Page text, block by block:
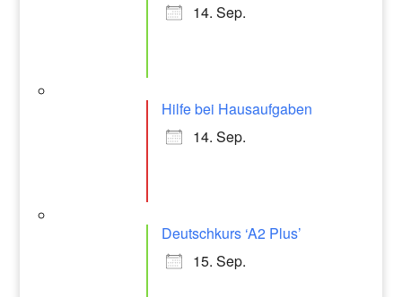
14. Sep.
Hilfe bei Hausaufgaben
14. Sep.
Deutschkurs ‘A2 Plus’
15. Sep.